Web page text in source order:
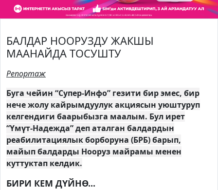
БАЛДАР НООРУЗДУ ЖАКШЫ
МААНАЙДА ТОСУШТУ
Репортаж
Буга чейин “Супер-Инфо” гезити бир эмес, бир
нече жолу кайрымдуулук акциясын уюштуруп
келгендиги баарыбызга маалым. Бул ирет
“Үмүт-Надежда” деп аталган балдардын
реабилитациялык борборуна (БРБ) барып,
майып балдарды Нооруз майрамы менен
куттуктап келдик.
БИРИ КЕМ ДҮЙНӨ...